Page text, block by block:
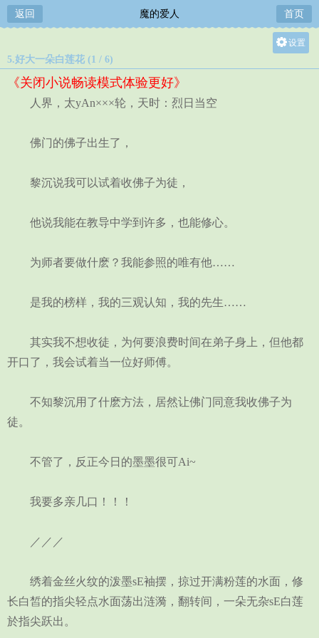
返回 魔的爱人 首页
设置
5.好大一朵白莲花 (1 / 6)
《关闭小说畅读模式体验更好》
人界，太yAn×××轮，天时：烈日当空
佛门的佛子出生了，
黎沉说我可以试着收佛子为徒，
他说我能在教导中学到许多，也能修心。
为师者要做什麽？我能参照的唯有他……
是我的榜样，我的三观认知，我的先生……
其实我不想收徒，为何要浪费时间在弟子身上，但他都
开口了，我会试着当一位好师傅。
不知黎沉用了什麽方法，居然让佛门同意我收佛子为
徒。
不管了，反正今日的墨墨很可Ai~
我要多亲几口！！！
／／／
绣着金丝火纹的泼墨sE袖摆，掠过开满粉莲的水面，修
长白皙的指尖轻点水面荡出涟漪，翻转间，一朵无杂sE白莲
於指尖跃出。